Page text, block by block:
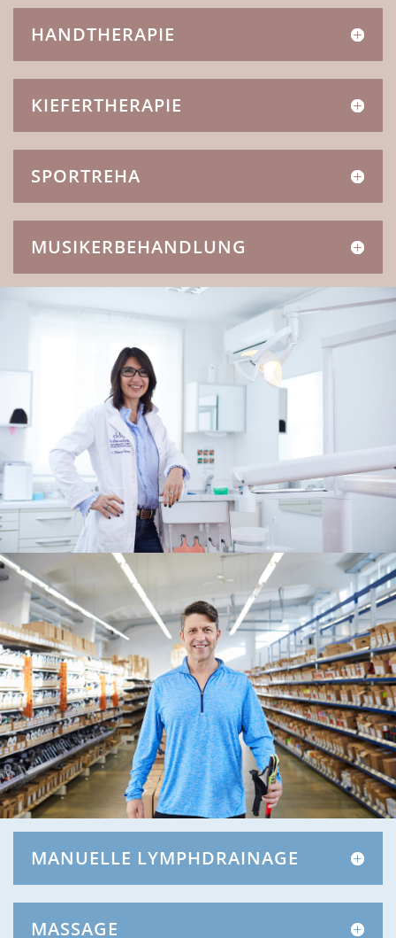
HANDTHERAPIE
KIEFERTHERAPIE
SPORTREHA
MUSIKERBEHANDLUNG
MANUELLE LYMPH­DRAINAGE
MASSAGE